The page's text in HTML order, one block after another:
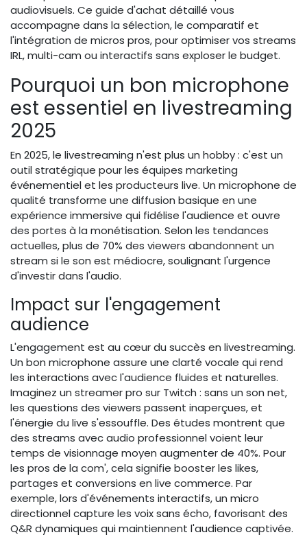
audiovisuels. Ce guide d'achat détaillé vous
accompagne dans la sélection, le comparatif et
l'intégration de micros pros, pour optimiser vos streams
IRL, multi-cam ou interactifs sans exploser le budget.
Pourquoi un bon microphone
est essentiel en livestreaming
2025
En 2025, le livestreaming n'est plus un hobby : c'est un
outil stratégique pour les équipes marketing
événementiel et les producteurs live. Un microphone de
qualité transforme une diffusion basique en une
expérience immersive qui fidélise l'audience et ouvre
des portes à la monétisation. Selon les tendances
actuelles, plus de 70% des viewers abandonnent un
stream si le son est médiocre, soulignant l'urgence
d'investir dans l'audio.
Impact sur l'engagement
audience
L'engagement est au cœur du succès en livestreaming.
Un bon microphone assure une clarté vocale qui rend
les interactions avec l'audience fluides et naturelles.
Imaginez un streamer pro sur Twitch : sans un son net,
les questions des viewers passent inaperçues, et
l'énergie du live s'essouffle. Des études montrent que
des streams avec audio professionnel voient leur
temps de visionnage moyen augmenter de 40%. Pour
les pros de la com', cela signifie booster les likes,
partages et conversions en live commerce. Par
exemple, lors d'événements interactifs, un micro
directionnel capture les voix sans écho, favorisant des
Q&R dynamiques qui maintiennent l'audience captivée.